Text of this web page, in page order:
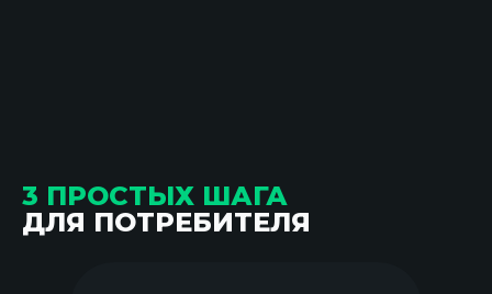
3 ПРОСТЫХ ШАГА
ДЛЯ ПОТРЕБИТЕЛЯ